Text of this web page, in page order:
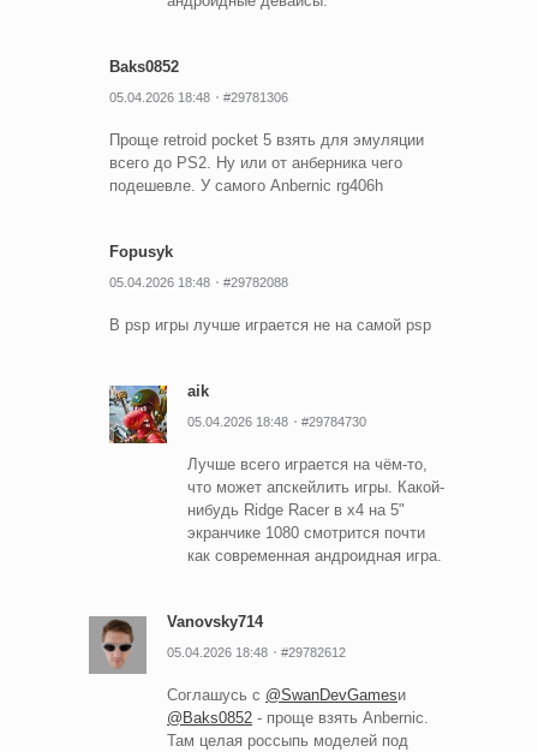
Baks0852
05.04.2026 18:48 #29781306
Проще retroid pocket 5 взять для эмуляции
всего до PS2. Ну или от анберника чего
подешевле. У самого Anbernic rg406h
Fopusyk
05.04.2026 18:48 #29782088
В psp игры лучше играется не на самой psp
aik
05.04.2026 18:48 #29784730
Лучше всего играется на чём-то,
что может апскейлить игры. Какой-
нибудь Ridge Racer в х4 на 5"
экранчике 1080 смотрится почти
как современная андроидная игра.
Vanovsky714
05.04.2026 18:48 #29782612
Соглашусь с @SwanDevGamesи
@Baks0852 - проще взять Anbernic.
Там целая россыпь моделей под